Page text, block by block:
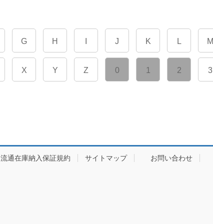
G H J K L M
X Y Z 0 1 2 3
流通在庫納入保証規約 サイトマップ お問い合わせ